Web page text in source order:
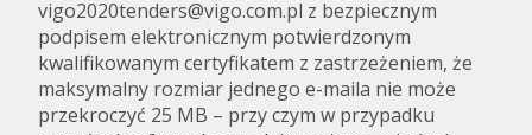
vigo2020tenders@vigo.com.pl z bezpiecznym
podpisem elektronicznym potwierdzonym
kwalifikowanym certyfikatem z zastrzeżeniem, że
maksymalny rozmiar jednego e-maila nie może
przekroczyć 25 MB – przy czym w przypadku